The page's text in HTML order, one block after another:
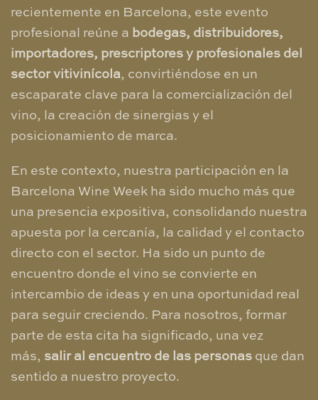
recientemente en Barcelona, este evento
profesional reúne a bodegas, distribuidores,
importadores, prescriptores y profesionales del
sector vitivinícola, convirtiéndose en un
escaparate clave para la comercialización del
vino, la creación de sinergias y el
posicionamiento de marca.
En este contexto, nuestra participación en la
Barcelona Wine Week ha sido mucho más que
una presencia expositiva, consolidando nuestra
apuesta por la cercanía, la calidad y el contacto
directo con el sector. Ha sido un punto de
encuentro donde el vino se convierte en
intercambio de ideas y en una oportunidad real
para seguir creciendo. Para nosotros, formar
parte de esta cita ha significado, una vez
más, salir al encuentro de las personas que dan
sentido a nuestro proyecto.